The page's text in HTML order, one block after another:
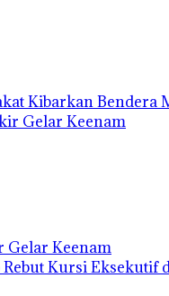
Kibarkan Bendera
Gelar Keenam